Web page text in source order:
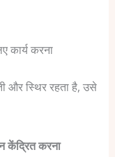
कार्य करना
और स्थिर रहता है, उसे
केंद्रित करना